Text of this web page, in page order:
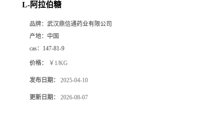
L-阿拉伯糖
品牌： 武汉鼎信通药业有限公司
产地： 中国
cas： 147-81-9
价格： ￥1/KG
发布日期： 2025-04-10
更新日期： 2026-08-07